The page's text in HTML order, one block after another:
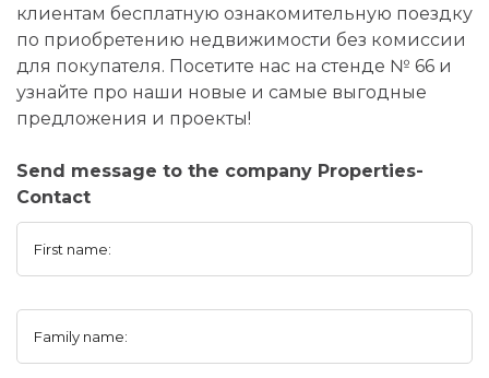
клиентам бесплатную ознакомительную поездку
по приобретению недвижимости без комиссии
для покупателя. Посетите нас на стенде № 66 и
узнайте про наши новые и самые выгодные
предложения и проекты!
Send message to the company Properties-
Contact
First name:
Family name: